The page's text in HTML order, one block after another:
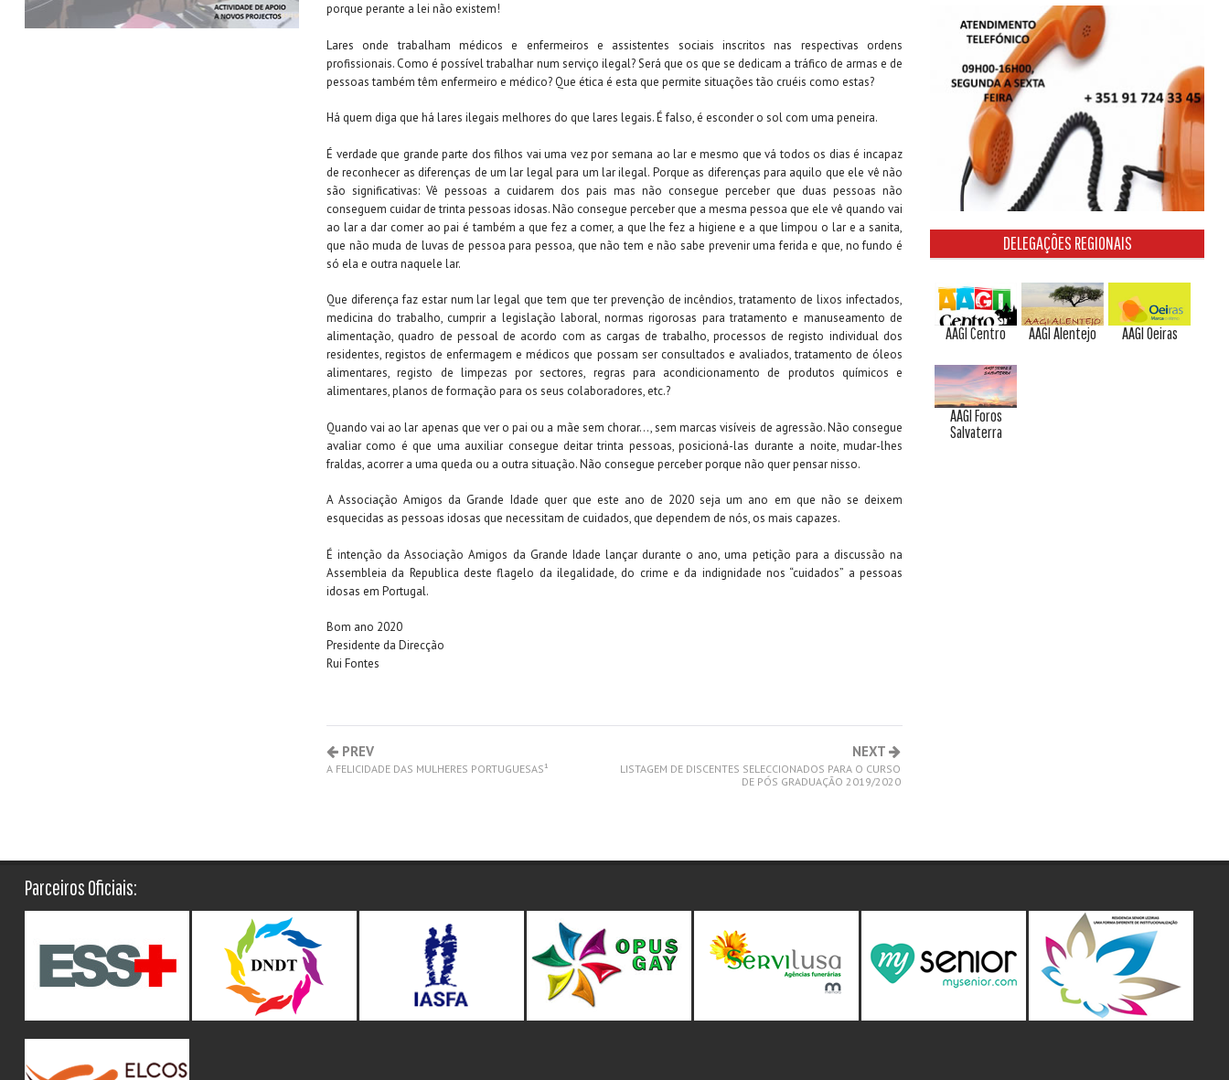
porque perante a lei não existem!
Lares onde trabalham médicos e enfermeiros e assistentes sociais inscritos nas respectivas ordens
profissionais. Como é possível trabalhar num serviço ilegal? Será que os que se dedicam a tráfico de armas e de
pessoas também têm enfermeiro e médico? Que ética é esta que permite situações tão cruéis como estas?
Há quem diga que há lares ilegais melhores do que lares legais. É falso, é esconder o sol com uma peneira.
É verdade que grande parte dos filhos vai uma vez por semana ao lar e mesmo que vá todos os dias é incapaz
de reconhecer as diferenças de um lar legal para um lar ilegal. Porque as diferenças para aquilo que ele vê não
são significativas: Vê pessoas a cuidarem dos pais mas não consegue perceber que duas pessoas não
conseguem cuidar de trinta pessoas idosas. Não consegue perceber que a mesma pessoa que ele vê quando vai
ao lar a dar comer ao pai é também a que fez a comer, a que lhe fez a higiene e a que limpou o lar e a sanita,
que não muda de luvas de pessoa para pessoa, que não tem e não sabe prevenir uma ferida e que, no fundo é
só ela e outra naquele lar.
Que diferença faz estar num lar legal que tem que ter prevenção de incêndios, tratamento de lixos infectados,
medicina do trabalho, cumprir a legislação laboral, normas rigorosas para tratamento e manuseamento de
alimentação, quadro de pessoal de acordo com as cargas de trabalho, processos de registo individual dos
residentes, registos de enfermagem e médicos que possam ser consultados e avaliados, tratamento de óleos
alimentares, registo de limpezas por sectores, regras para acondicionamento de produtos químicos e
alimentares, planos de formação para os seus colaboradores, etc.?
Quando vai ao lar apenas que ver o pai ou a mãe sem chorar…, sem marcas visíveis de agressão. Não consegue
avaliar como é que uma auxiliar consegue deitar trinta pessoas, posicioná-las durante a noite, mudar-lhes
fraldas, acorrer a uma queda ou a outra situação. Não consegue perceber porque não quer pensar nisso.
A Associação Amigos da Grande Idade quer que este ano de 2020 seja um ano em que não se deixem
esquecidas as pessoas idosas que necessitam de cuidados, que dependem de nós, os mais capazes.
É intenção da Associação Amigos da Grande Idade lançar durante o ano, uma petição para a discussão na
Assembleia da Republica deste flagelo da ilegalidade, do crime e da indignidade nos “cuidados” a pessoas
idosas em Portugal.
Bom ano 2020
Presidente da Direcção
Rui Fontes
PREV
A FELICIDADE DAS MULHERES PORTUGUESAS¹
NEXT
LISTAGEM DE DISCENTES SELECCIONADOS PARA O CURSO
DE PÓS GRADUAÇÃO 2019/2020
DELEGAÇÕES REGIONAIS
AAGI Centro AAGI Alentejo AAGI Oeiras
AAGI Foros
Salvaterra
Parceiros Oficiais: